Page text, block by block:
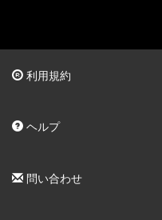
利用規約
ヘルプ
問い合わせ